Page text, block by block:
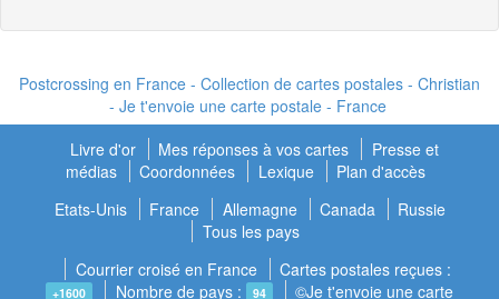
Postcrossing en France - Collection de cartes postales - Christian
- Je t'envoie une carte postale - France
Livre d'or
Mes réponses à vos cartes
Presse et
médias
Coordonnées Lexique
Plan d'accès
Etats-Unis
France Allemagne Canada
Russie
Tous les pays
Courrier croisé en France
Cartes postales reçues :
+1600 Nombre de pays : 94 ©Je t'envoie une carte